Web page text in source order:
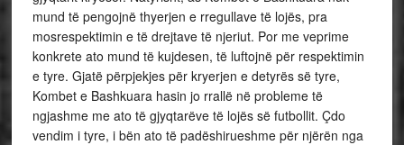
mund të pengojnë thyerjen e rregullave të lojës, pra
mosrespektimin e të drejtave të njeriut. Por me veprime
konkrete ato mund të kujdesen, të luftojnë për respektimin
e tyre. Gjatë përpjekjes për kryerjen e detyrës së tyre,
Kombet e Bashkuara hasin jo rrallë në probleme të
ngjashme me ato të gjyqtarëve të lojës së futbollit. Çdo
vendim i tyre, i bën ato të padëshirueshme për njërën nga